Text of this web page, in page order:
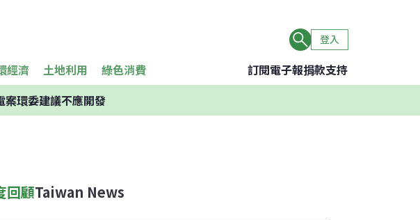
登入
經濟 土地利用 綠色消費 訂閱電子報捐款支持
案環委建議不應開發
回顧Taiwan News